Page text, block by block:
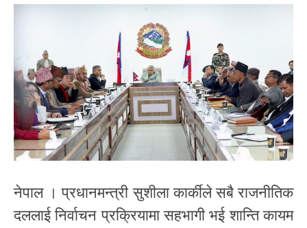
नेपाल । प्रधानमन्त्री सुशीला कार्कीले सबै राजनीतिक
दललाई निर्वाचन प्रक्रियामा सहभागी भई शान्ति कायम